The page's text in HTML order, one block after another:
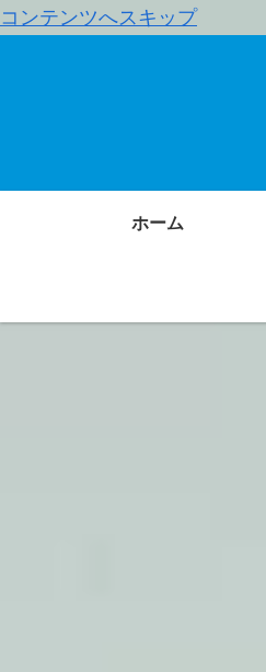
コンテンツへスキップ
ホーム